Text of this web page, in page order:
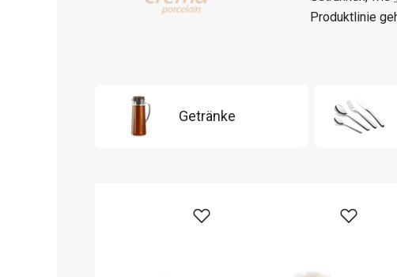
Produktlinie
Getränke